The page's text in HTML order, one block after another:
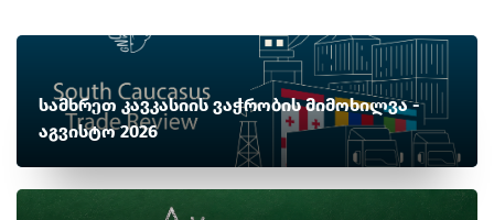
სამხრეთ კავკასიის ვაჭრობის მიმოხილვა -
აგვისტო 2026